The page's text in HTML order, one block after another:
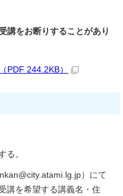
講をお断りすることがあり
PDF 244.2KB）
る。
）にて
講を希望する講義名・住